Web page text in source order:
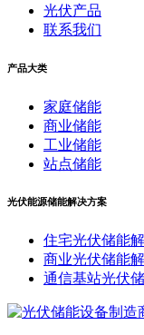
光伏产品
联系我们
产品大类
家庭储能
商业储能
工业储能
站点储能
光伏能源储能解决方案
住宅光伏储能
商业光伏储能
通信基站光伏